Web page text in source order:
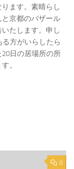
ます。素晴らし
京都のバザール
たします。申し
方がいらしたら
日の居場所の所
。
0